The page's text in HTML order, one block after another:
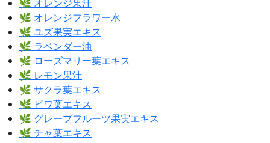
🌿 オレンジ果汁
🌿 オレンジフラワー水
🌿 ユズ果実エキス
🌿 ラベンダー油
🌿 ローズマリー葉エキス
🌿 レモン果汁
🌿 サクラ葉エキス
🌿 ビワ葉エキス
🌿 グレープフルーツ果実エキス
🌿 チャ葉エキス